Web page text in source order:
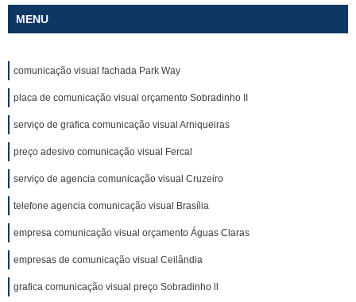
MENU
comunicação visual fachada Park Way
placa de comunicação visual orçamento Sobradinho II
serviço de grafica comunicação visual Arniqueiras
preço adesivo comunicação visual Fercal
serviço de agencia comunicação visual Cruzeiro
telefone agencia comunicação visual Brasília
empresa comunicação visual orçamento Águas Claras
empresas de comunicação visual Ceilândia
grafica comunicação visual preço Sobradinho ll